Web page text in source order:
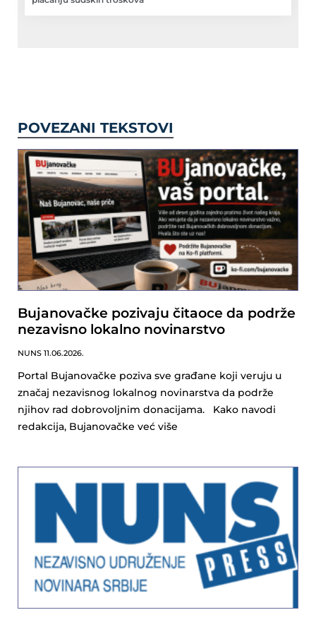
POVEZANI TEKSTOVI
Bujanovačke pozivaju čitaoce da podrže
nezavisno lokalno novinarstvo
NUNS 11.06.2026.
Portal Bujanovačke poziva sve građane koji veruju u
značaj nezavisnog lokalnog novinarstva da podrže
njihov rad dobrovoljnim donacijama. Kako navodi
redakcija, Bujanovačke već više